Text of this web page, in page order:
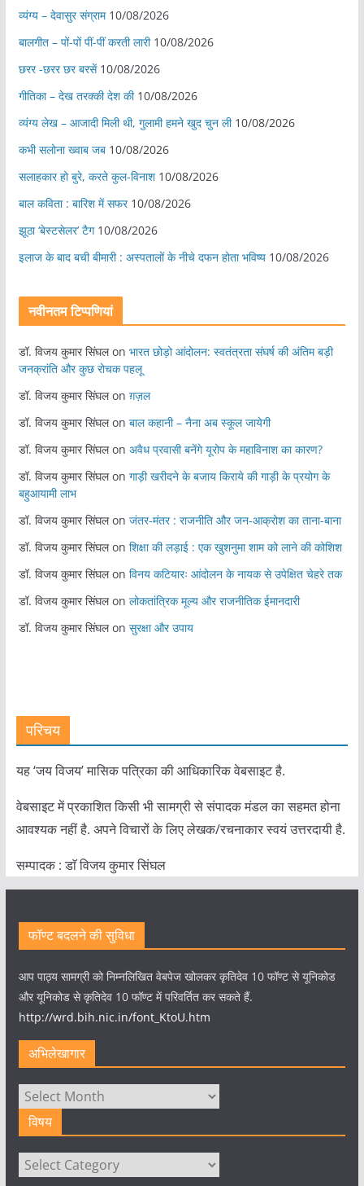
व्यंग्य – देवासुर संग्राम 10/08/2026
बालगीत – पों-पों पीं-पीं करती लारी 10/08/2026
छरर -छरर छर बरसें 10/08/2026
गीतिका – देख तरक्की देश की 10/08/2026
व्यंग्य लेख – आजादी मिली थी, गुलामी हमने खुद चुन ली 10/08/2026
कभी सलोना ख्वाब जब 10/08/2026
सलाहकार हो बुरे, करते कुल-विनाश 10/08/2026
बाल कविता : बारिश में सफर 10/08/2026
झूठा ‘बेस्टसेलर’ टैग 10/08/2026
इलाज के बाद बची बीमारी : अस्पतालों के नीचे दफन होता भविष्य 10/08/2026
नवीनतम टिप्पणियां
डॉ. विजय कुमार सिंघलon भारत छोड़ो आंदोलन: स्वतंत्रता संघर्ष की अंतिम बड़ी
जनक्रांति और कुछ रोचक पहलू
डॉ. विजय कुमार सिंघलon ग़ज़ल
डॉ. विजय कुमार सिंघलon बाल कहानी – नैना अब स्कूल जायेगी
डॉ. विजय कुमार सिंघलon अवैध प्रवासी बनेंगे यूरोप के महाविनाश का कारण?
डॉ. विजय कुमार सिंघलon गाड़ी खरीदने के बजाय किराये की गाड़ी के प्रयोग के
बहुआयामी लाभ
डॉ. विजय कुमार सिंघलon जंतर-मंतर : राजनीति और जन-आक्रोश का ताना-बाना
डॉ. विजय कुमार सिंघलon शिक्षा की लड़ाई : एक खुशनुमा शाम को लाने की कोशिश
डॉ. विजय कुमार सिंघलon विनय कटियारः आंदोलन के नायक से उपेक्षित चेहरे तक
डॉ. विजय कुमार सिंघलon लोकतांत्रिक मूल्य और राजनीतिक ईमानदारी
डॉ. विजय कुमार सिंघलon सुरक्षा और उपाय
परिचय
यह ‘जय विजय’ मासिक पत्रिका की आधिकारिक वेबसाइट है.
वेबसाइट में प्रकाशित किसी भी सामग्री से संपादक मंडल का सहमत होना
आवश्यक नहीं है. अपने विचारों के लिए लेखक/रचनाकार स्वयं उत्तरदायी है.
सम्पादक : डाॅ विजय कुमार सिंघल
फॉण्ट बदलने की सुविधा
आप पाठ्य सामग्री को निम्नलिखित वेबपेज खोलकर कृतिदेव 10 फॉण्ट से यूनिकोड
और यूनिकोड से कृतिदेव 10 फॉण्ट में परिवर्तित कर सकते हैं.
http://wrd.bih.nic.in/font_KtoU.htm
अभिलेखागार
अभिलेखागार
विषय
विषय